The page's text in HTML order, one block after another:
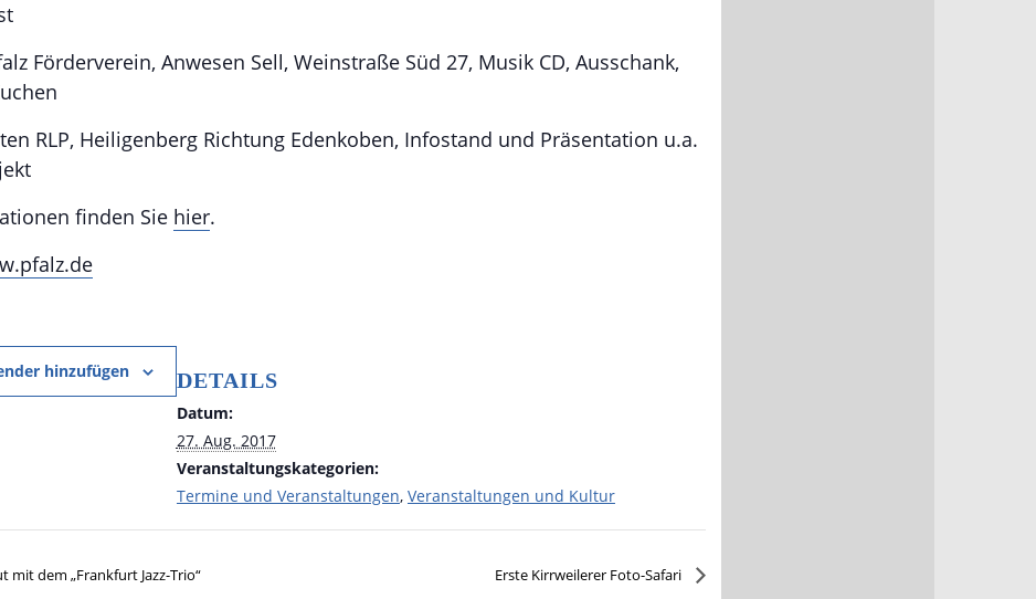
Förderverein, Anwesen Sell, Weinstraße Süd 27, Musik CD, Ausschank,
RLP, Heiligenberg Richtung Edenkoben, Infostand und Präsentation u.a.
finden Sie hier.
hinzufügen DETAILS
Datum:
27. Aug. 2017
Veranstaltungskategorien:
Termine und Veranstaltungen, Veranstaltungen und Kultur
mit dem „Frankfurt Jazz-Trio“ Erste Kirrweilerer Foto-Safari